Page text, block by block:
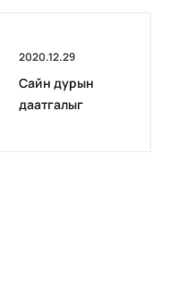
2020.12.29
Сайн дурын
даатгалыг